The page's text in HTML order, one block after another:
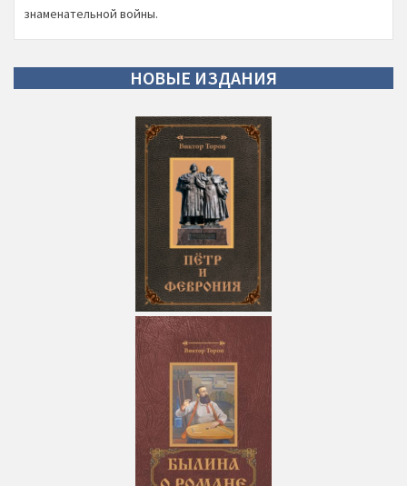
знаменательной войны.
НОВЫЕ ИЗДАНИЯ